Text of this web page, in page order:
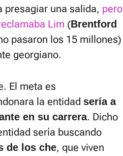
presagiar una salida, pero
Lim (Brentford
pasaron los 15 millones)
georgiano.
El meta es
la entidad sería a
en su carrera. Dicho
sería buscando
de los che, que viven